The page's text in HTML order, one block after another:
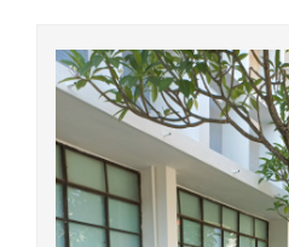
Xem chi tiết
Nguyễn Phan
Thạc sĩ
Ngành
Chuyên
Đơn vị
Bộ môn